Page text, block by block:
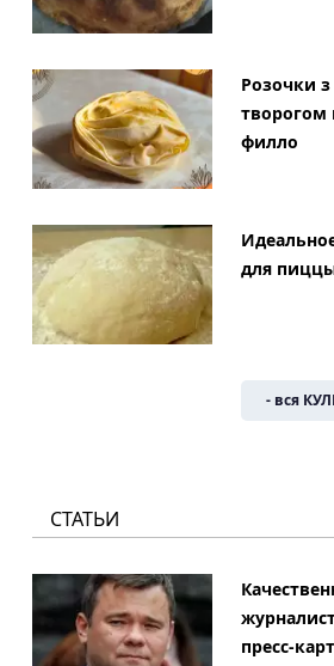
Розочки з
творогом
филло
для
- вся
СТАТЬИ
пресс-